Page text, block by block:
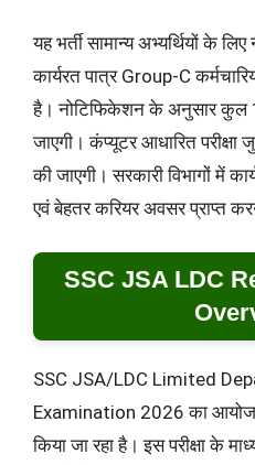
यह भर्ती सामान्य अभ्यर्थियों के लिए
कार्यरत पात्र Group-C
है। नोटिफिकेशन के अनुसार कुल
जाएगी। कंप्यूटर आधारित
की जाएगी। सरकारी विभागों में
एवं बेहतर करियर अवसर प्राप्त
SSC JSA LDC
SSC JSA/LDC Limited
Examination 2026 का आयोजन
किया जा रहा है। इस परीक्षा के